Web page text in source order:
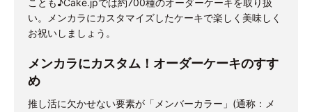
ことも♪Cake.jpでは約700種のオーダーケーキを取り扱
い。メンカラにカスタマイズしたケーキで楽しく美味しく
お祝いしましょう。
メンカラにカスタム！オーダーケーキのすす
め
推し活に欠かせない要素が「メンバーカラー」(通称：メ